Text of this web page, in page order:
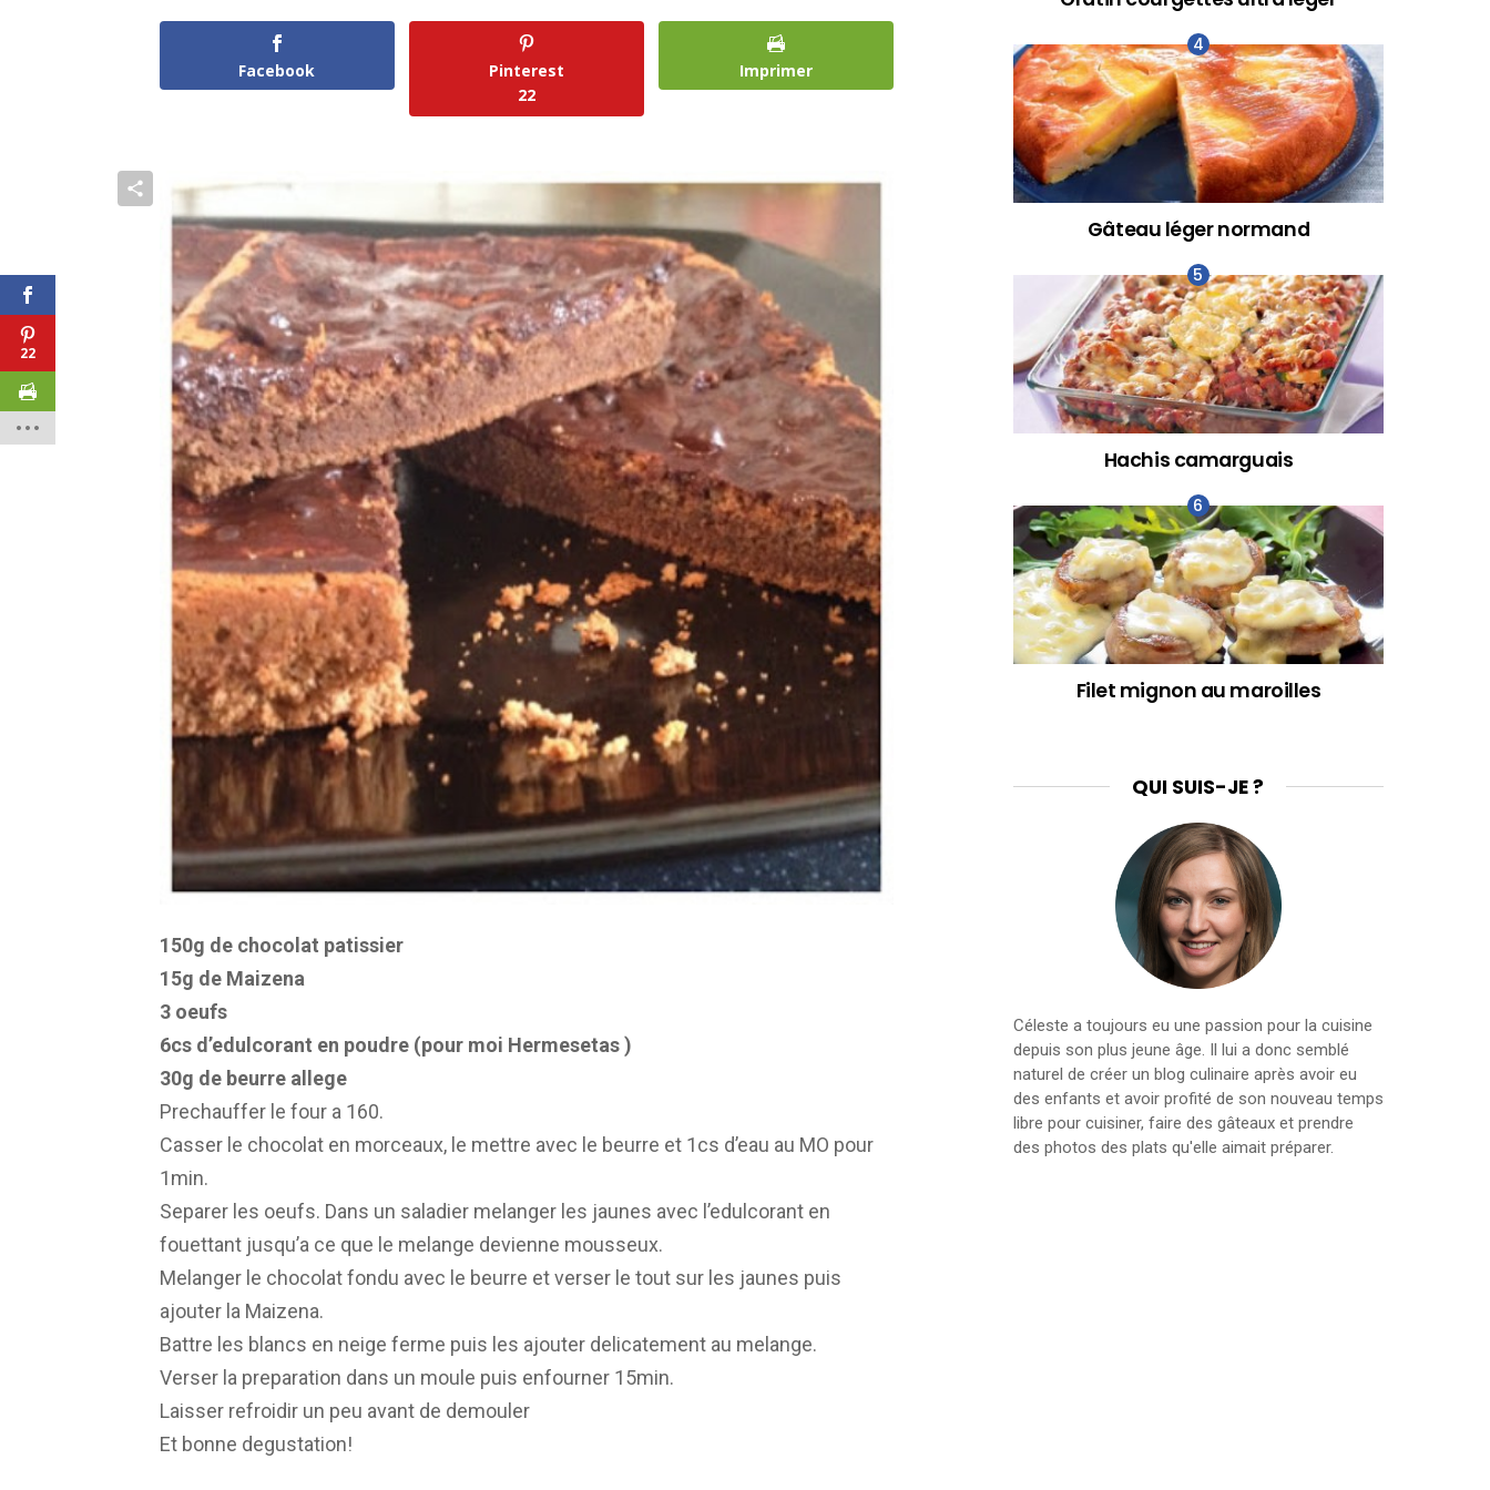
Facebook
Pinterest
22
Imprimer
150g de chocolat patissier
15g de Maizena
3 oeufs
6cs d’edulcorant en poudre (pour moi Hermesetas )
30g de beurre allege
Prechauffer le four a 160.
Casser le chocolat en morceaux, le mettre avec le beurre et 1cs d’eau au MO pour
1min.
Separer les oeufs. Dans un saladier melanger les jaunes avec l’edulcorant en
fouettant jusqu’a ce que le melange devienne mousseux.
Melanger le chocolat fondu avec le beurre et verser le tout sur les jaunes puis
ajouter la Maizena.
Battre les blancs en neige ferme puis les ajouter delicatement au melange.
Verser la preparation dans un moule puis enfourner 15min.
Laisser refroidir un peu avant de demouler
Et bonne degustation!
Gâteau léger normand
Hachis camarguais
Filet mignon au maroilles
QUI SUIS-JE ?
Céleste a toujours eu une passion pour la cuisine
depuis son plus jeune âge. Il lui a donc semblé
naturel de créer un blog culinaire après avoir eu
des enfants et avoir profité de son nouveau temps
libre pour cuisiner, faire des gâteaux et prendre
des photos des plats qu'elle aimait préparer.
22